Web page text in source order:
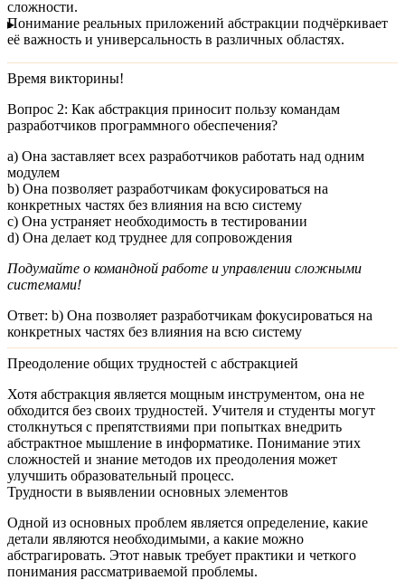
сложности.
Понимание реальных приложений абстракции подчёркивает
её важность и универсальность в различных областях.
Время викторины!
Вопрос 2: Как абстракция приносит пользу командам
разработчиков программного обеспечения?
a) Она заставляет всех разработчиков работать над одним
модулем
b) Она позволяет разработчикам фокусироваться на
конкретных частях без влияния на всю систему
c) Она устраняет необходимость в тестировании
d) Она делает код труднее для сопровождения
Подумайте о командной работе и управлении сложными
системами!
Ответ: b) Она позволяет разработчикам фокусироваться на
конкретных частях без влияния на всю систему
Преодоление общих трудностей с абстракцией
Хотя абстракция является мощным инструментом, она не
обходится без своих трудностей. Учителя и студенты могут
столкнуться с препятствиями при попытках внедрить
абстрактное мышление в информатике. Понимание этих
сложностей и знание методов их преодоления может
улучшить образовательный процесс.
Трудности в выявлении основных элементов
Одной из основных проблем является определение, какие
детали являются необходимыми, а какие можно
абстрагировать. Этот навык требует практики и четкого
понимания рассматриваемой проблемы.